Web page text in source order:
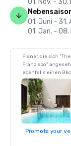
01. Nov. - 30.
01. Juni - 31.
01. Jan. - 08.
Planer, die sich
Francisco"
ebenfalls einen
Promote your